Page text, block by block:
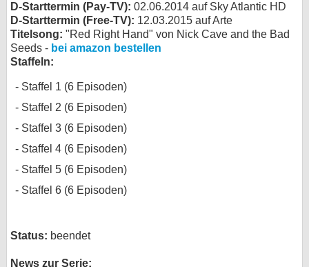
D-Starttermin (Pay-TV): 02.06.2014 auf Sky Atlantic HD
D-Starttermin (Free-TV): 12.03.2015 auf Arte
Titelsong: "Red Right Hand" von Nick Cave and the Bad
Seeds - bei amazon bestellen
Staffeln:
Staffel 1 (6 Episoden)
Staffel 2 (6 Episoden)
Staffel 3 (6 Episoden)
Staffel 4 (6 Episoden)
Staffel 5 (6 Episoden)
Staffel 6 (6 Episoden)
Status: beendet
News zur Serie: